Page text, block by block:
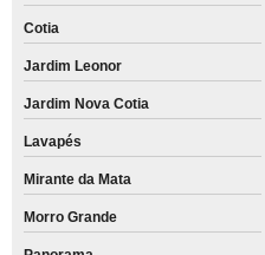
Cotia
Jardim Leonor
Jardim Nova Cotia
Lavapés
Mirante da Mata
Morro Grande